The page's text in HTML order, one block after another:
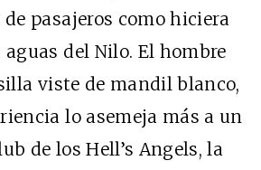
pasajeros como hiciera
del Nilo. El hombre
viste de mandil blanco,
lo asemeja más a un
de los Hell’s Angels, la